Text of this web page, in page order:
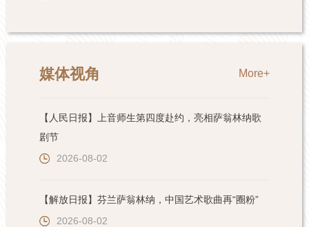
媒体视角 More+
【人民日报】上音师生第四度赴约，亮相萨翁林纳歌
剧节
2026-08-02
【解放日报】芬兰萨翁林纳，中国艺术歌曲再“圈粉”
2026-08-02